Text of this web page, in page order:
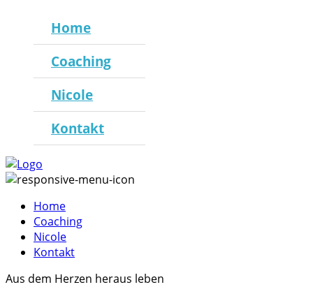
Home
Coaching
Nicole
Kontakt
Home
Coaching
Nicole
Kontakt
Aus dem Herzen heraus leben